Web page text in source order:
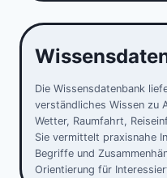
Die Wissensdatenbank
verständliches Wissen zu
Wetter, Raumfahrt,
Sie vermittelt praxisnahe
Begriffe und
Orientierung für